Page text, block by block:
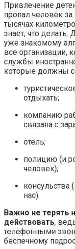
Привлечение
пропал человек
тысячах
знает, что делать.
уже знакомому
все организации,
службы
которые должны
отдыхать;
компанию
связана с
отель;
полицию (и
человек);
консульства
нас).
Важно не терять
действовать,
телефонными
беспечному